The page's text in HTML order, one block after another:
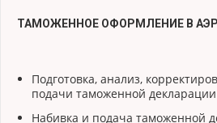
ТАМОЖЕННОЕ ОФОРМЛЕНИЕ В
Подготовка, анализ,
подачи таможенной
Набивка и подача таможенной